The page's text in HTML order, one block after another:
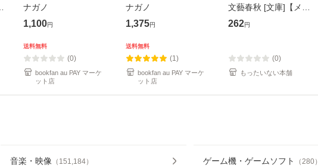
ナガノ
1,100円
送料無料
(0)
bookfan au PAY マーケ
ット店
ナガノ
1,375円
送料無料
(1)
bookfan au PAY マーケ
ット店
文藝春秋 [文庫]【メー
ル便送料無料】
262円
(0)
もったいない本舗
音楽・映像 （ 151,184） ゲーム機・ゲームソフト （ 280）